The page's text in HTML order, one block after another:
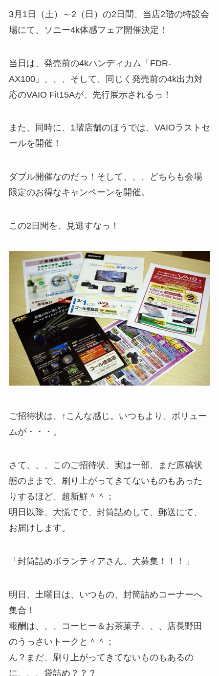
3月1日（土）～2（日）の2日間、当店2階の特設会
場にて、ソニー4k体感フェア開催決定！
当日は、発売前の4kハンディカム「FDR-
AX100」、、、そして、同じく発売前の4k出力対
応のVAIO Fit15Aが、先行展示されるっ！
また、同時に、1階店舗のほうでは、VAIOラストセ
ールを開催！
ダブル開催なのだっ！そして、、、どちらも会場
限定のお得なキャンペーンを開催。
この2日間を、見逃すなっ！
ご招待状は、↑こんな感じ。いつもより、ボリュー
ムが・・・。
さて、、、このご招待状、実は一部、まだ原稿状
態のままで、刷り上がってきてないものもあった
りするほど、超新鮮＾＾；
明日以降、大慌てで、封筒詰めして、郵送にて、
お届けします。
「封筒詰めボランティアさん、大募集！！！」
明日、土曜日は、いつもの、封筒詰めコーナーへ
集合！
報酬は、、、コーヒー＆お茶菓子、、、店長野田
のうっさいトークと＾＾；
ん？まだ、刷り上がってきてないものもあるの
に、、、袋詰め？？？